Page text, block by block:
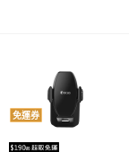
免運券